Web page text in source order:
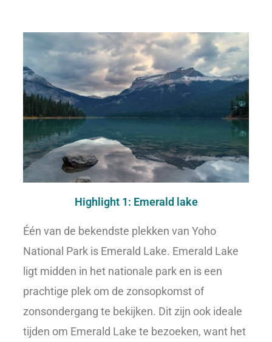
Highlight 1: Emerald lake
Één van de bekendste plekken van Yoho
National Park is Emerald Lake. Emerald Lake
ligt midden in het nationale park en is een
prachtige plek om de zonsopkomst of
zonsondergang te bekijken. Dit zijn ook ideale
tijden om Emerald Lake te bezoeken, want het